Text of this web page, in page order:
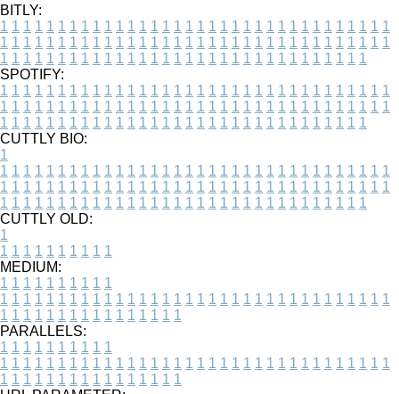
BITLY:
1 1 1 1 1 1 1 1 1 1 1 1 1 1 1 1 1 1 1 1 1 1 1 1 1 1 1 1 1 1 1 1 1 1
1 1 1 1 1 1 1 1 1 1 1 1 1 1 1 1 1 1 1 1 1 1 1 1 1 1 1 1 1 1 1 1 1 1
1 1 1 1 1 1 1 1 1 1 1 1 1 1 1 1 1 1 1 1 1 1 1 1 1 1 1 1 1 1 1 1
SPOTIFY:
1 1 1 1 1 1 1 1 1 1 1 1 1 1 1 1 1 1 1 1 1 1 1 1 1 1 1 1 1 1 1 1 1 1
1 1 1 1 1 1 1 1 1 1 1 1 1 1 1 1 1 1 1 1 1 1 1 1 1 1 1 1 1 1 1 1 1 1
1 1 1 1 1 1 1 1 1 1 1 1 1 1 1 1 1 1 1 1 1 1 1 1 1 1 1 1 1 1 1 1
CUTTLY BIO:
1
1 1 1 1 1 1 1 1 1 1 1 1 1 1 1 1 1 1 1 1 1 1 1 1 1 1 1 1 1 1 1 1 1 1
1 1 1 1 1 1 1 1 1 1 1 1 1 1 1 1 1 1 1 1 1 1 1 1 1 1 1 1 1 1 1 1 1 1
1 1 1 1 1 1 1 1 1 1 1 1 1 1 1 1 1 1 1 1 1 1 1 1 1 1 1 1 1 1 1 1
CUTTLY OLD:
1
1 1 1 1 1 1 1 1 1 1
MEDIUM:
1 1 1 1 1 1 1 1 1 1
1 1 1 1 1 1 1 1 1 1 1 1 1 1 1 1 1 1 1 1 1 1 1 1 1 1 1 1 1 1 1 1 1 1
1 1 1 1 1 1 1 1 1 1 1 1 1 1 1 1
PARALLELS:
1 1 1 1 1 1 1 1 1 1
1 1 1 1 1 1 1 1 1 1 1 1 1 1 1 1 1 1 1 1 1 1 1 1 1 1 1 1 1 1 1 1 1 1
1 1 1 1 1 1 1 1 1 1 1 1 1 1 1 1